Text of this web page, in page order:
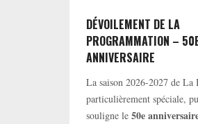
DÉVOILEMENT DE LA
PROGRAMMATION –
ANNIVERSAIRE
La saison 2026-2027 de La
particulièrement spéciale,
souligne le50e